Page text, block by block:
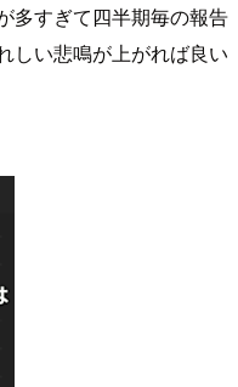
多すぎて四半期毎の報告
しい悲鳴が上がれば良い